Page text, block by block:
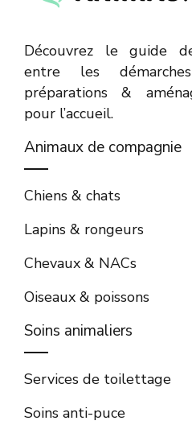
Découvrez le guide
entre les
préparations &
pour l’accueil.
Animaux de compagnie
Chiens & chats
Lapins & rongeurs
Chevaux & NACs
Oiseaux & poissons
Soins animaliers
Services de toilettage
Soins anti-puce